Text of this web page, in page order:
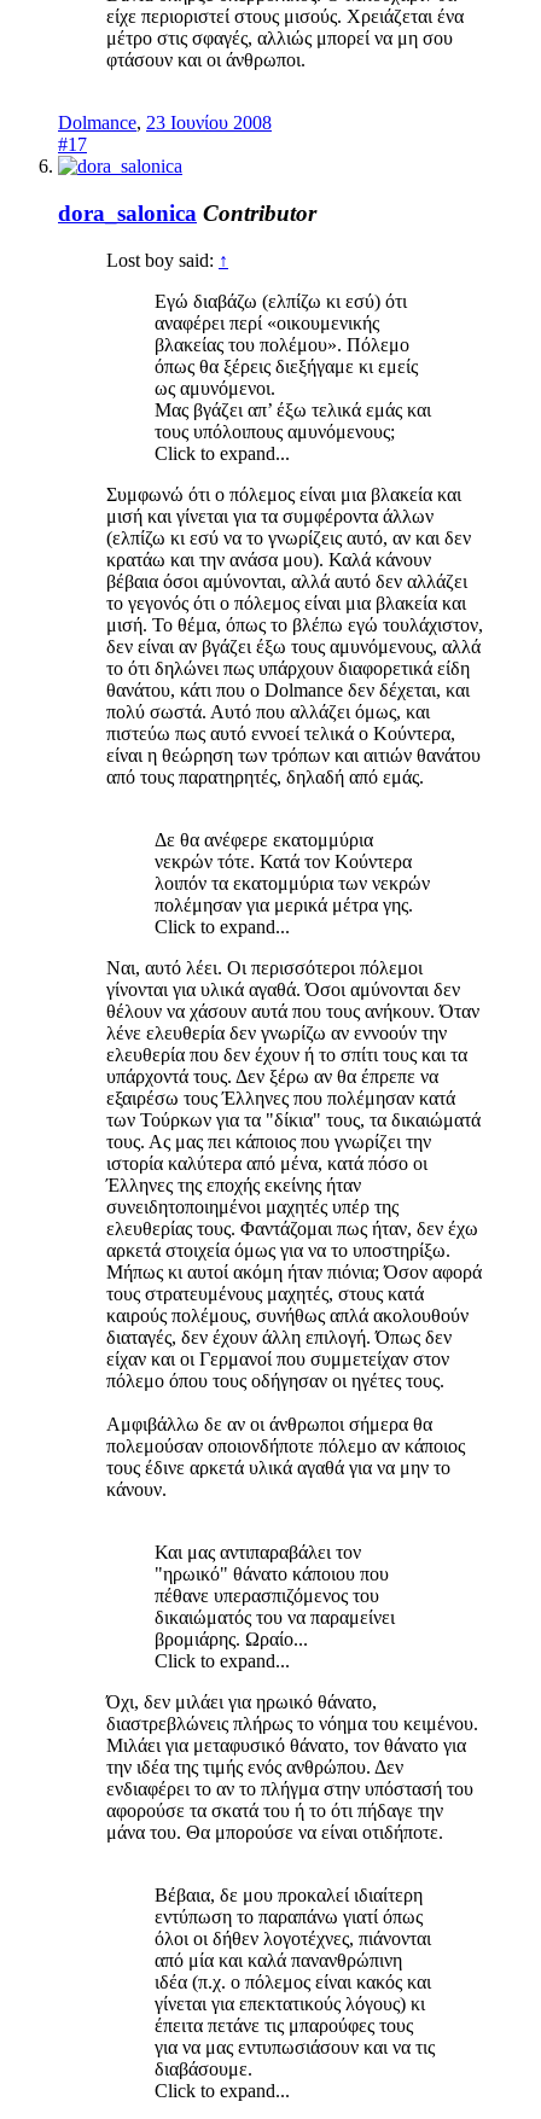
είχε περιοριστεί στους μισούς. Χρειάζεται ένα
μέτρο στις σφαγές, αλλιώς μπορεί να μη σου
φτάσουν και οι άνθρωποι.
Dolmance, 23 Ιουνίου 2008
#17
dora_salonica Contributor
Lost boy said: ↑
Εγώ διαβάζω (ελπίζω κι εσύ) ότι
αναφέρει περί «οικουμενικής
βλακείας του πολέμου». Πόλεμο
όπως θα ξέρεις διεξήγαμε κι εμείς
ως αμυνόμενοι.
Μας βγάζει απ’ έξω τελικά εμάς και
τους υπόλοιπους αμυνόμενους;
Click to expand...
Συμφωνώ ότι ο πόλεμος είναι μια βλακεία και
μισή και γίνεται για τα συμφέροντα άλλων
(ελπίζω κι εσύ να το γνωρίζεις αυτό, αν και δεν
κρατάω και την ανάσα μου). Καλά κάνουν
βέβαια όσοι αμύνονται, αλλά αυτό δεν αλλάζει
το γεγονός ότι ο πόλεμος είναι μια βλακεία και
μισή. Το θέμα, όπως το βλέπω εγώ τουλάχιστον,
δεν είναι αν βγάζει έξω τους αμυνόμενους, αλλά
το ότι δηλώνει πως υπάρχουν διαφορετικά είδη
θανάτου, κάτι που ο Dolmance δεν δέχεται, και
πολύ σωστά. Αυτό που αλλάζει όμως, και
πιστεύω πως αυτό εννοεί τελικά ο Κούντερα,
είναι η θεώρηση των τρόπων και αιτιών θανάτου
από τους παρατηρητές, δηλαδή από εμάς.
Δε θα ανέφερε εκατομμύρια
νεκρών τότε. Κατά τον Κούντερα
λοιπόν τα εκατομμύρια των νεκρών
πολέμησαν για μερικά μέτρα γης.
Click to expand...
Ναι, αυτό λέει. Οι περισσότεροι πόλεμοι
γίνονται για υλικά αγαθά. Όσοι αμύνονται δεν
θέλουν να χάσουν αυτά που τους ανήκουν. Όταν
λένε ελευθερία δεν γνωρίζω αν εννοούν την
ελευθερία που δεν έχουν ή το σπίτι τους και τα
υπάρχοντά τους. Δεν ξέρω αν θα έπρεπε να
εξαιρέσω τους Έλληνες που πολέμησαν κατά
των Τούρκων για τα "δίκια" τους, τα δικαιώματά
τους. Ας μας πει κάποιος που γνωρίζει την
ιστορία καλύτερα από μένα, κατά πόσο οι
Έλληνες της εποχής εκείνης ήταν
συνειδητοποιημένοι μαχητές υπέρ της
ελευθερίας τους. Φαντάζομαι πως ήταν, δεν έχω
αρκετά στοιχεία όμως για να το υποστηρίξω.
Μήπως κι αυτοί ακόμη ήταν πιόνια; Όσον αφορά
τους στρατευμένους μαχητές, στους κατά
καιρούς πολέμους, συνήθως απλά ακολουθούν
διαταγές, δεν έχουν άλλη επιλογή. Όπως δεν
είχαν και οι Γερμανοί που συμμετείχαν στον
πόλεμο όπου τους οδήγησαν οι ηγέτες τους.
Αμφιβάλλω δε αν οι άνθρωποι σήμερα θα
πολεμούσαν οποιονδήποτε πόλεμο αν κάποιος
τους έδινε αρκετά υλικά αγαθά για να μην το
κάνουν.
Και μας αντιπαραβάλει τον
"ηρωικό" θάνατο κάποιου που
πέθανε υπερασπιζόμενος του
δικαιώματός του να παραμείνει
βρομιάρης. Ωραίο...
Click to expand...
Όχι, δεν μιλάει για ηρωικό θάνατο,
διαστρεβλώνεις πλήρως το νόημα του κειμένου.
Μιλάει για μεταφυσικό θάνατο, τον θάνατο για
την ιδέα της τιμής ενός ανθρώπου. Δεν
ενδιαφέρει το αν το πλήγμα στην υπόστασή του
αφορούσε τα σκατά του ή το ότι πήδαγε την
μάνα του. Θα μπορούσε να είναι οτιδήποτε.
Βέβαια, δε μου προκαλεί ιδιαίτερη
εντύπωση το παραπάνω γιατί όπως
όλοι οι δήθεν λογοτέχνες, πιάνονται
από μία και καλά πανανθρώπινη
ιδέα (π.χ. ο πόλεμος είναι κακός και
γίνεται για επεκτατικούς λόγους) κι
έπειτα πετάνε τις μπαρούφες τους
για να μας εντυπωσιάσουν και να τις
διαβάσουμε.
Click to expand...